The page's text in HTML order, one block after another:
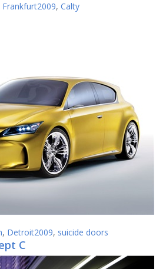
Frankfurt2009, Calty
, Detroit2009, suicide doors
C